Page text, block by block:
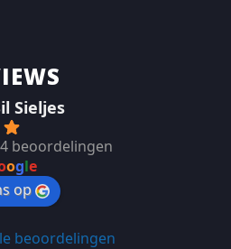
Sieljes
beoordelingen
ogle
op
beoordelingen